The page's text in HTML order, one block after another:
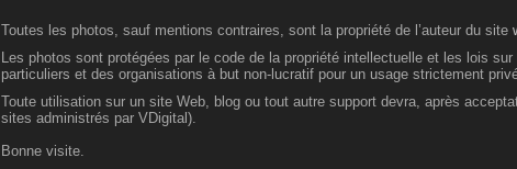
Toutes les photos, sauf mentions contraires, sont la propriété de l’auteur du site
Les photos sont protégées par le code de la propriété intellectuelle et les lois
particuliers et des organisations à but non-lucratif pour un usage strictement
Toute utilisation sur un site Web, blog ou tout autre support devra, après
sites administrés par VDigital).
Bonne visite.